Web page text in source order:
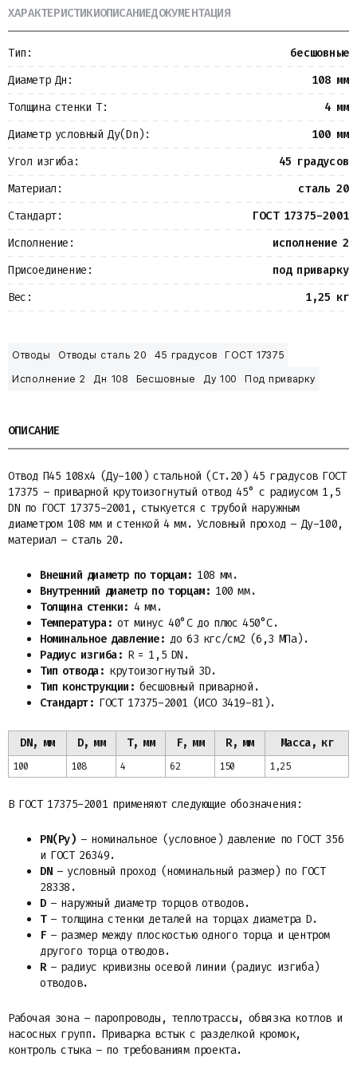
Металлопрокат
Измерительные приборы
Детали трубопроводов
Водомерные узлы
Запорная арматура
ХАРАКТЕРИСТИКИОПИСАНИЕДОКУМЕНТАЦИЯ
Тип:
бесшовные
Диаметр Дн:
108 мм
Толщина стенки Т:
4 мм
Диаметр условный Ду(Dn):
100 мм
Угол изгиба:
45 градусов
Материал:
сталь 20
Стандарт:
ГОСТ 17375-2001
Исполнение:
исполнение 2
Присоединение:
под приварку
Вес:
1,25 кг
Отводы Отводы сталь 20 45 градусов
ГОСТ 17375
Исполнение 2
Дн 108 Бесшовные Ду 100 Под приварку
ОПИСАНИЕ
Отвод П45 108х4 (Ду-100) стальной (Ст.20) 45 градусов ГОСТ
17375 – приварной крутоизогнутый отвод 45° с радиусом 1,5
DN по ГОСТ 17375-2001, стыкуется с трубой наружным
диаметром 108 мм и стенкой 4 мм. Условный проход – Ду-100,
материал – сталь 20.
Внешний диаметр по торцам: 108 мм.
Внутренний диаметр по торцам: 100 мм.
Толщина стенки: 4 мм.
Температура: от минус 40°С до плюс 450°С.
Номинальное давление: до 63 кгс/см2 (6,3 МПа).
Радиус изгиба: R = 1,5 DN.
Тип отвода: крутоизогнутый 3D.
Тип конструкции: бесшовный приварной.
Стандарт: ГОСТ 17375-2001 (ИСО 3419-81).
DN, мм D, мм T, мм F, мм R, мм Масса, кг
100 108 4 62 150 1,25
В ГОСТ 17375-2001 применяют следующие обозначения:
PN(Ру) – номинальное (условное) давление по ГОСТ 356
и ГОСТ 26349.
DN– условный проход (номинальный размер) по ГОСТ
28338.
D– наружный диаметр торцов отводов.
T– толщина стенки деталей на торцах диаметра D.
F– размер между плоскостью одного торца и центром
другого торца отводов.
R– радиус кривизны осевой линии (радиус изгиба)
отводов.
Рабочая зона – паропроводы, теплотрассы, обвязка котлов и
насосных групп. Приварка встык с разделкой кромок,
контроль стыка – по требованиям проекта.